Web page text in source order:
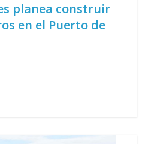
planea construir
en el Puerto de